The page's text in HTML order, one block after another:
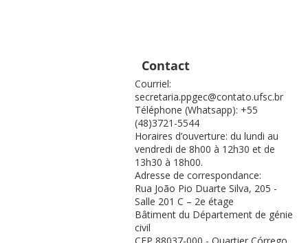
Contact
Courriel:
secretaria.ppgec@contato.ufsc.br
Téléphone (Whatsapp): +55
(48)3721-5544
Horaires d’ouverture: du lundi au
vendredi de 8h00 à 12h30 et de
13h30 à 18h00.
Adresse de correspondance:
Rua João Pio Duarte Silva, 205 -
Salle 201 C – 2e étage
Bâtiment du Département de génie
civil